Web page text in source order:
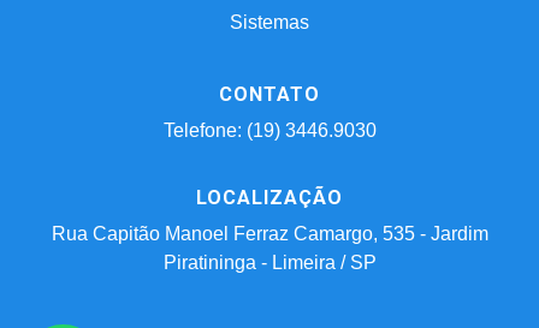
Sistemas
CONTATO
Telefone: (19) 3446.9030
LOCALIZAÇÃO
Rua Capitão Manoel Ferraz Camargo, 535 - Jardim
Piratininga - Limeira / SP